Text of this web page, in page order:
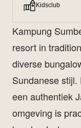
Kampung
resort in
diverse
Sundanese
een authentiek
omgeving is
Kidsclub